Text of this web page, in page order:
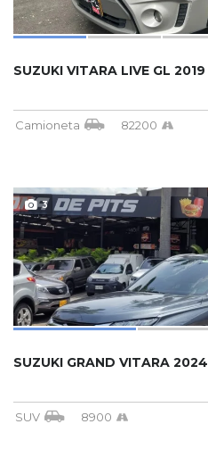
SUZUKI VITARA LIVE GL 2019
Camioneta 82200
3
SUZUKI GRAND VITARA 2024
SUV 8900